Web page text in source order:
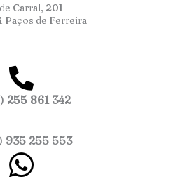
Carral, 201
Paços de Ferreira
255 861 342
935 255 553